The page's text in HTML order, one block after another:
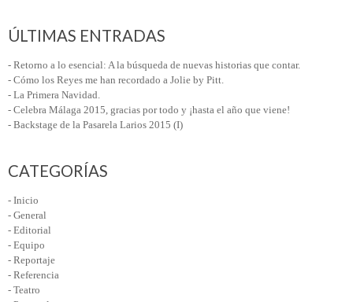
ÚLTIMAS ENTRADAS
- Retorno a lo esencial: A la búsqueda de nuevas historias que contar.
- Cómo los Reyes me han recordado a Jolie by Pitt.
- La Primera Navidad.
- Celebra Málaga 2015, gracias por todo y ¡hasta el año que viene!
- Backstage de la Pasarela Larios 2015 (I)
CATEGORÍAS
- Inicio
- General
- Editorial
- Equipo
- Reportaje
- Referencia
- Teatro